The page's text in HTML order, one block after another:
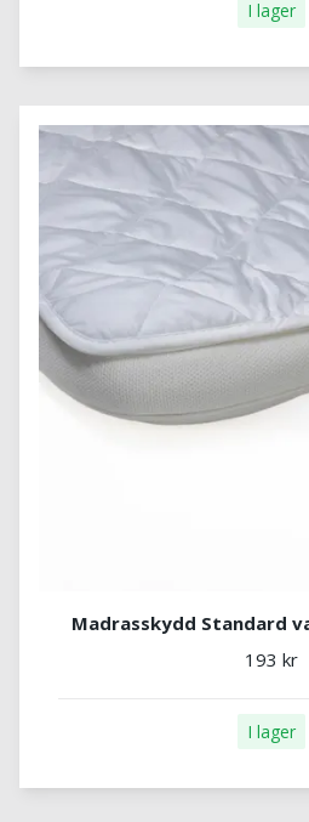
I lager
Madrasskydd Standard
193 kr
I lager